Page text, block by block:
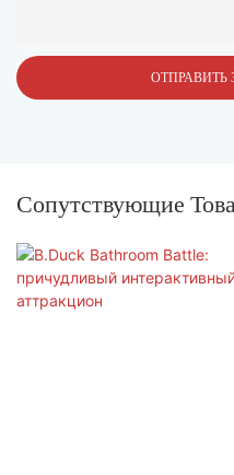
ОТПРАВИТЬ
Сопутствующие